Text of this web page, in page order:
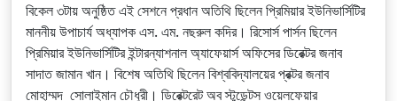
বিকেল ৩টায় অনুষ্ঠিত এই সেশনে প্রধান অতিথি ছিলেন প্রিমিয়ার ইউনিভার্সিটির
মাননীয় উপাচার্য অধ্যাপক এস. এম. নছরুল কদির। রিসোর্স পার্সন ছিলেন
প্রিমিয়ার ইউনিভার্সিটির ইন্টারন্যাশনাল অ্যাফেয়ার্স অফিসের ডিরেক্টর জনাব
সাদাত জামান খান। বিশেষ অতিথি ছিলেন বিশ্ববিদ্যালয়ের প্রক্টর জনাব
মোহাম্মদ সোলাইমান চৌধুরী। ডিরেক্টরেট অব স্টুডেন্টস ওয়েলফেয়ার